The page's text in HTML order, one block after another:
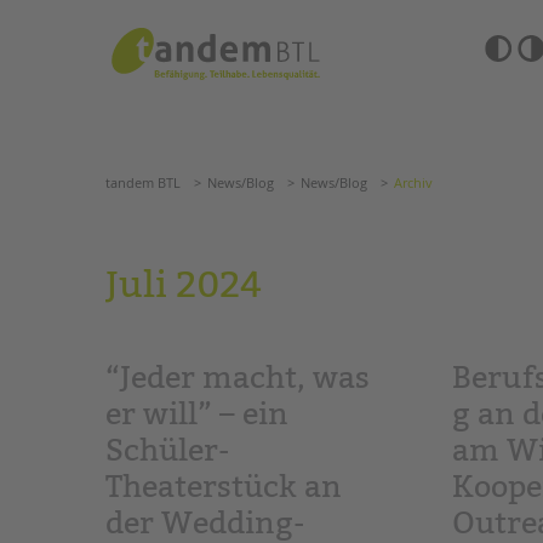
Barrierefrei-
ANGEBOTE
KITA & FRÜHE HILFEN
Grundschulen
Oberschulen
Förderzentren
Kollegs
EFöB
Schulbezogene Sozialarbeit
Tagesgruppen
BETREUTES
TANDEM BTL
Zertfikatskurse
Seminarkalender
tandem BTL News/Blog
tandem BTL News/Blog News/Blog Archiv
Juli 2024
“Jeder macht, was
er will” – ein
Schüler-
Theaterstück an
der Wedding-
g an
am